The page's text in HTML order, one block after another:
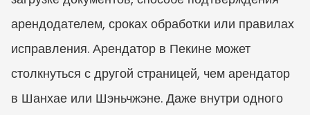
арендодателем, сроках обработки или правилах
исправления. Арендатор в Пекине может
столкнуться с другой страницей, чем арендатор
в Шанхае или Шэньчжэне. Даже внутри одного